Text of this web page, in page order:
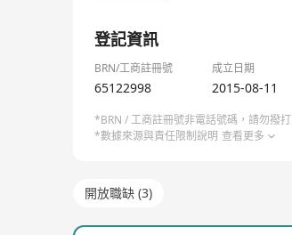
登記資訊
BRN/工商註冊號 成立日期
65122998 2015-08-11
*BRN / 工商註冊號非電話號碼，請勿撥打
*數據來源與責任限制說明 查看更多
開放職缺 (3)